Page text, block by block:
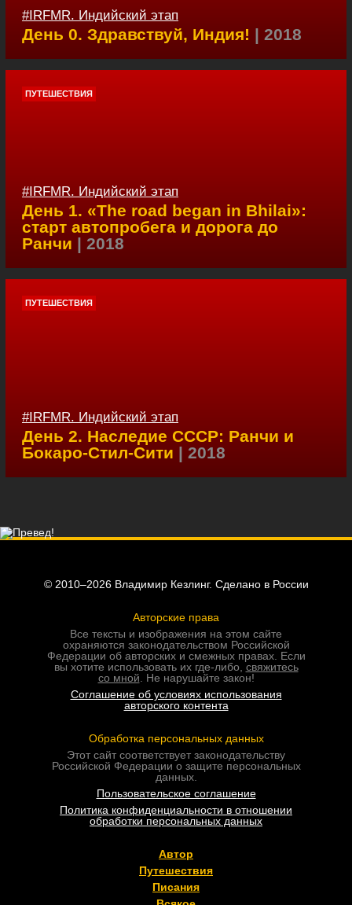
#IRFMR. Индийский этап
День 0. Здравствуй, Индия! | 2018
ПУТЕШЕСТВИЯ
#IRFMR. Индийский этап
День 1. «The road began in Bhilai»:
старт автопробега и дорога до
Ранчи | 2018
ПУТЕШЕСТВИЯ
#IRFMR. Индийский этап
День 2. Наследие СССР: Ранчи и
Бокаро-Стил-Сити | 2018
© 2010–2026 Владимир Кезлинг. Сделано в России
Авторские права
Все тексты и изображения на этом сайте
охраняются законодательством Российской
Федерации об авторских и смежных правах. Если
вы хотите использовать их где-либо,свяжитесь
со мной . Не нарушайте закон!
Соглашение об условиях использования
авторского контента
Обработка персональных данных
Этот сайт соответствует законодательству
Российской Федерации о защите персональных
данных.
Пользовательское соглашение
Политика конфиденциальности в отношении
обработки персональных данных
Автор
Путешествия
Писания